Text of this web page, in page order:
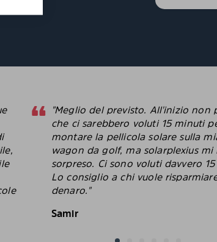
"Meglio del previsto. All'inizio non
che ci sarebbero voluti 15 minuti
montare la pellicola solare sulla
wagon da golf, ma solarplexius mi
sorpreso. Ci sono voluti davvero
Lo consiglio a chi vuole
denaro."
Samir